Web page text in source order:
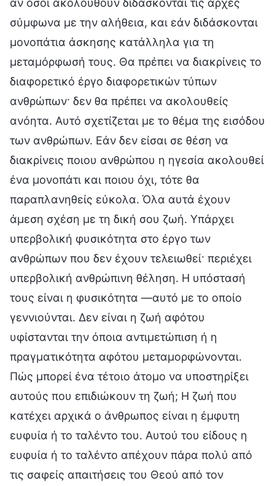
σύμφωνα με την αλήθεια, και εάν διδάσκονται
μονοπάτια άσκησης κατάλληλα για τη
μεταμόρφωσή τους. Θα πρέπει να διακρίνεις το
διαφορετικό έργο διαφορετικών τύπων
ανθρώπων· δεν θα πρέπει να ακολουθείς
ανόητα. Αυτό σχετίζεται με το θέμα της εισόδου
των ανθρώπων. Εάν δεν είσαι σε θέση να
διακρίνεις ποιου ανθρώπου η ηγεσία ακολουθεί
ένα μονοπάτι και ποιου όχι, τότε θα
παραπλανηθείς εύκολα. Όλα αυτά έχουν
άμεση σχέση με τη δική σου ζωή. Υπάρχει
υπερβολική φυσικότητα στο έργο των
ανθρώπων που δεν έχουν τελειωθεί· περιέχει
υπερβολική ανθρώπινη θέληση. Η υπόστασή
τους είναι η φυσικότητα —αυτό με το οποίο
γεννιούνται. Δεν είναι η ζωή αφότου
υφίστανται την όποια αντιμετώπιση ή η
πραγματικότητα αφότου μεταμορφώνονται.
Πώς μπορεί ένα τέτοιο άτομο να υποστηρίξει
αυτούς που επιδιώκουν τη ζωή; Η ζωή που
κατέχει αρχικά ο άνθρωπος είναι η έμφυτη
ευφυία ή το ταλέντο του. Αυτού του είδους η
ευφυία ή το ταλέντο απέχουν πάρα πολύ από
τις σαφείς απαιτήσεις του Θεού από τον